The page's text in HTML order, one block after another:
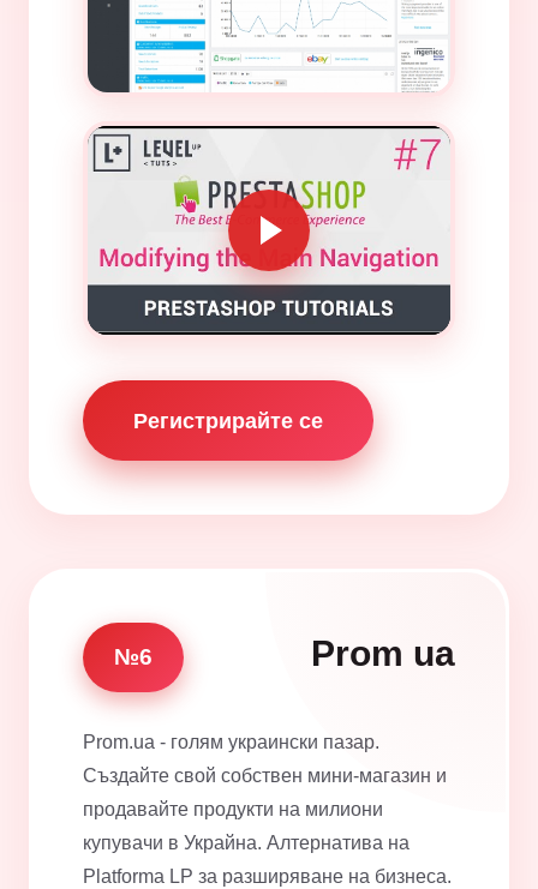
Регистрирайте се
№6 Prom ua
Prom.ua - голям украински пазар.
Създайте свой собствен мини-магазин и
продавайте продукти на милиони
купувачи в Украйна. Алтернатива на
Platforma LP за разширяване на бизнеса.